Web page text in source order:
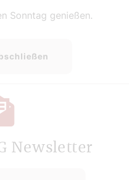
Sonntag genießen.
Newsletter